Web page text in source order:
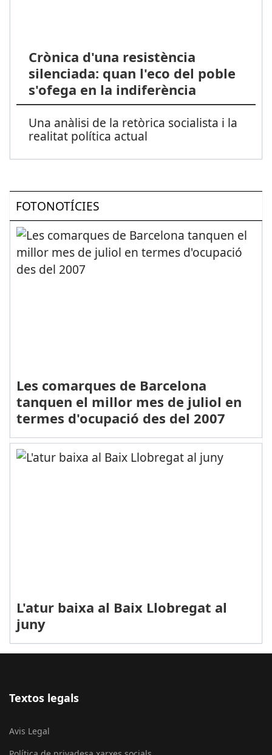
Crònica d'una resistència
silenciada: quan l'eco del poble
s'ofega en la indiferència
Una anàlisi de la retòrica socialista i la
realitat política actual
FOTONOTÍCIES
Les comarques de Barcelona
tanquen el millor mes de juliol en
termes d'ocupació des del 2007
L'atur baixa al Baix Llobregat al
juny
Textos legals
Avis Legal